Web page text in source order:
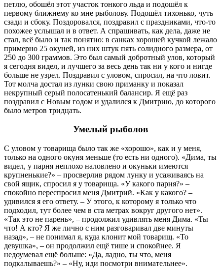
петлю, обошёл этот участок тонкого льда и подошёл к
первому ближнему ко мне рыболову. Подошёл тихонько, чуть
сзади и сбоку. Поздоровался, поздравил с праздниками, что-то
похожее услышал и в ответ. А спрашивать, как дела, даже не
стал, всё было и так понятно: в санках хорошей кучкой лежало
примерно 25 окуней, из них штук пять солидного размера, от
250 до 300 граммов. Это был самый добротный улов, который
я сегодня видел, и лучшего за весь день так ни у кого и нигде
больше не узрел. Поздравил с уловом, спросил, на что ловит.
Тот молча достал из лунки свою приманку и показал
некрупный серый полосатенький балансир. Я ещё раз
поздравил с Новым годом и удалился к Дмитрию, до которого
было метров тридцать.
Умелый рыболов
С уловом у товарища было так же «хорошо», как и у меня,
только на одного окуня меньше (то есть ни одного). «Дима, ты
видел, у парня неплохо наловлено и окуньки имеются
крупненькие?» – просверлив рядом лунку и усаживаясь на
свой ящик, спросил я у товарища. «У какого парня?» –
спокойно переспросил меня Дмитрий. «Как у какого? –
удивился я его ответу. – У этого, к которому я только что
подходил, тут более чем в ста метрах вокруг другого нет».
«Так это не парень», – продолжил удивлять меня Дима. «Ты
что! А кто? Я же лично с ним разговаривал две минуты
назад», – не понимал я, куда клонит мой товарищ. «То
девушка», – он продолжил ещё тише и спокойнее. Я
недоумевал ещё больше: «Да, ладно, ты что, меня
подкалываешь?» – «Ну, иди посмотри внимательнее».